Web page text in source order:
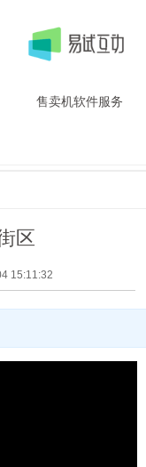
售卖机软件服务
区
15:11:32